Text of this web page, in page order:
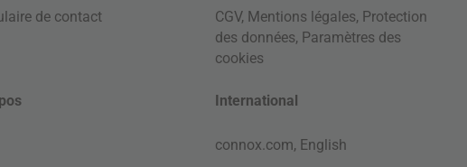
de contact CGV, Mentions légales, Protection
des données, Paramètres des
cookies
International
connox.com, English